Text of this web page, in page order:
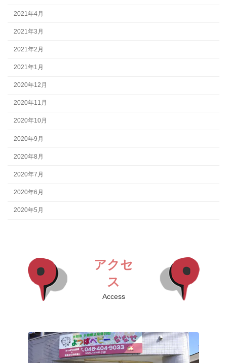
2021年4月
2021年3月
2021年2月
2021年1月
2020年12月
2020年11月
2020年10月
2020年9月
2020年8月
2020年7月
2020年6月
2020年5月
アクセ
ス
Access